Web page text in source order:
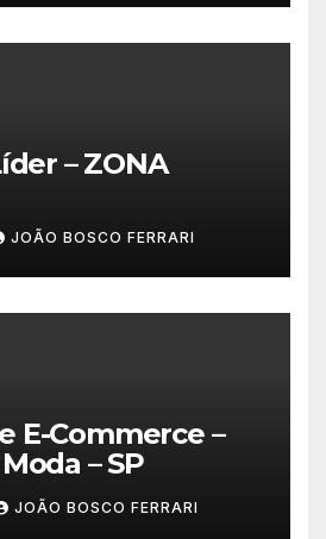
– ZONA
JOÃO BOSCO FERRARI
E-Commerce –
– SP
JOÃO BOSCO FERRARI